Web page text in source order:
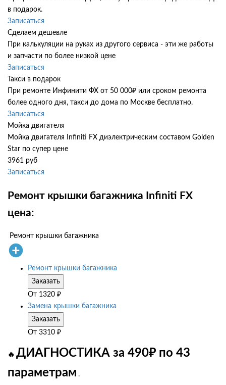
в подарок.
Записаться
Сделаем дешевле
При калькуляции на руках из другого сервиса - эти же работы
и запчасти по более низкой цене
Записаться
Такси в подарок
При ремонте Инфинити ФХ от 50 000₽ или сроком ремонта
более одного дня, такси до дома по Москве бесплатно.
Записаться
Мойка двигателя
Мойка двигателя Infiniti FX диэлектрическим составом Golden
Star по супер цене
3961 руб
Записаться
Ремонт крышки багажника Infiniti FX
цена:
Ремонт крышки багажника
Ремонт крышки багажника
Заказать
От 1320 ₽
Замена крышки багажника
Заказать
От 3310 ₽
🔥 ДИАГНОСТИКА за 490₽ по 43
параметрам .